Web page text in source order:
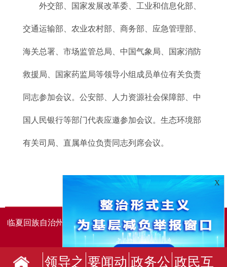
外交部、国家发展改革委、工业和信息化部、
交通运输部、农业农村部、商务部、应急管理部、
海关总署、市场监管总局、中国气象局、国家消防
救援局、国家药监局等领导小组成员单位有关负责
同志参加会议。公安部、人力资源社会保障部、中
国人民银行等部门代表应邀参加会议。生态环境部
有关司局、直属单位负责同志列席会议。
临夏回族自治州人民政府办公室主办 临夏回族自治州人民政
府信息中心承办
领导之 要闻动 政务公 政民互
X